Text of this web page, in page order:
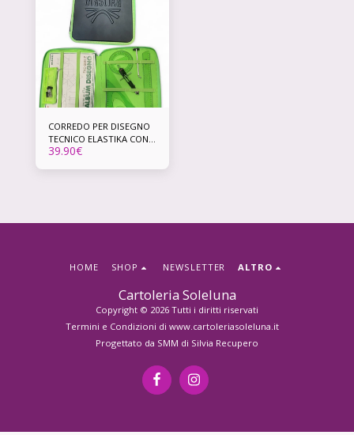
CORREDO PER DISEGNO
TECNICO ELASTIKA CON
SCATOLA REGALO
39.90€
Cartoleria Soleluna
Copyright © 2026 Tutti i diritti riservati
Termini e Condizioni di www.cartoleriasoleluna.it
Progettato da SMM di Silvia Recupero
HOME SHOP NEWSLETTER ALTRO